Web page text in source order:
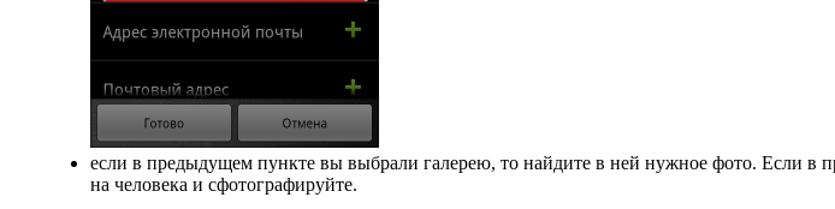
если в предыдущем пункте вы выбрали галерею, то найдите в ней нужное фото. Если в
на человека и сфотографируйте.